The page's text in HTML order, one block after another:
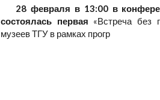
28 февраля в 13:00 в
состоялась первая «Встреча без
музеев ТГУ в рамках прогр